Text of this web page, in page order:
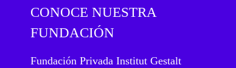
CONOCE NUESTRA
FUNDACIÓN
Fundación Privada Institut Gestalt